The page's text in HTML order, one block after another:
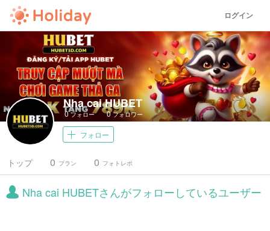
ログイン
Nha cai HUBET
0フォロー 0フォロワー
フォロー
トップ プラン
0 フォトレポ
0
Nha cai HUBETさんがフォローしているユーザー